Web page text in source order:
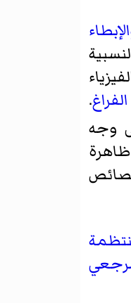
الفراغ.
وجه